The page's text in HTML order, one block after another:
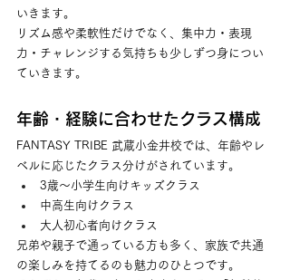
いきます。
リズム感や柔軟性だけでなく、集中力・表現
力・チャレンジする気持ちも少しずつ身につい
ていきます。
年齢・経験に合わせたクラス構成
FANTASY TRIBE 武蔵小金井校では、年齢やレ
ベルに応じたクラス分けがされています。
3歳〜小学生向けキッズクラス
中高生向けクラス
大人初心者向けクラス
兄弟や親子で通っている方も多く、家族で共通
の楽しみを持てるのも魅力のひとつです。